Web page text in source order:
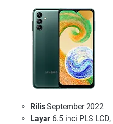
Rilis September 2022
Layar 6.5 inci PLS